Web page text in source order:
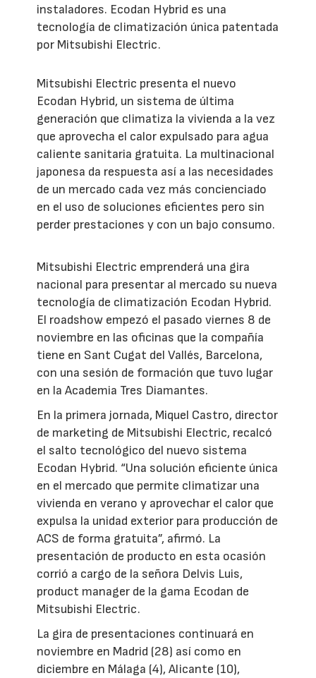
instaladores. Ecodan Hybrid es una
tecnología de climatización única patentada
por Mitsubishi Electric.
Mitsubishi Electric presenta el nuevo
Ecodan Hybrid, un sistema de última
generación que climatiza la vivienda a la vez
que aprovecha el calor expulsado para agua
caliente sanitaria gratuita. La multinacional
japonesa da respuesta así a las necesidades
de un mercado cada vez más concienciado
en el uso de soluciones eficientes pero sin
perder prestaciones y con un bajo consumo.
Mitsubishi Electric emprenderá una gira
nacional para presentar al mercado su nueva
tecnología de climatización Ecodan Hybrid.
El roadshow empezó el pasado viernes 8 de
noviembre en las oficinas que la compañía
tiene en Sant Cugat del Vallés, Barcelona,
con una sesión de formación que tuvo lugar
en la Academia Tres Diamantes.
En la primera jornada, Miquel Castro, director
de marketing de Mitsubishi Electric, recalcó
el salto tecnológico del nuevo sistema
Ecodan Hybrid. “Una solución eficiente única
en el mercado que permite climatizar una
vivienda en verano y aprovechar el calor que
expulsa la unidad exterior para producción de
ACS de forma gratuita”, afirmó. La
presentación de producto en esta ocasión
corrió a cargo de la señora Delvis Luis,
product manager de la gama Ecodan de
Mitsubishi Electric.
La gira de presentaciones continuará en
noviembre en Madrid (28) así como en
diciembre en Málaga (4), Alicante (10),